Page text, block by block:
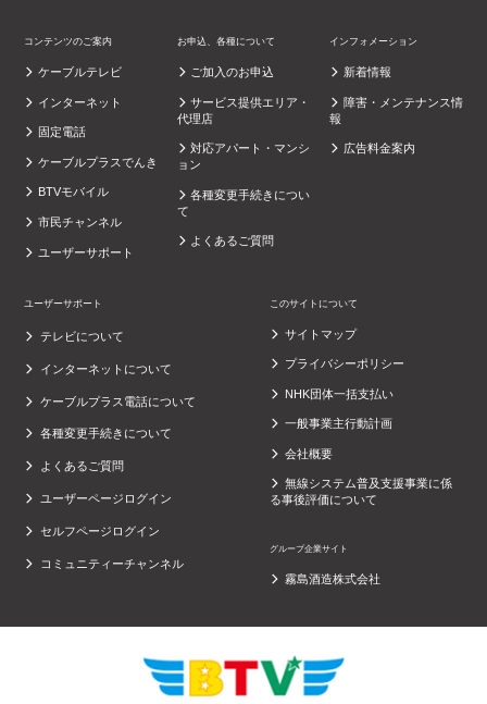
コンテンツのご案内
ケーブルテレビ
インターネット
固定電話
ケーブルプラスでんき
BTVモバイル
市民チャンネル
ユーザーサポート
お申込、各種について
ご加入のお申込
サービス提供エリア・
代理店
対応アパート・マンシ
ョン
各種変更手続きについ
て
よくあるご質問
インフォメーション
新着情報
障害・メンテナンス情
報
広告料金案内
ユーザーサポート
テレビについて
インターネットについて
ケーブルプラス電話について
各種変更手続きについて
よくあるご質問
ユーザーページログイン
セルフページログイン
コミュニティーチャンネル
このサイトについて
サイトマップ
プライバシーポリシー
NHK団体一括支払い
一般事業主行動計画
会社概要
無線システム普及支援事業に係
る事後評価について
グループ企業サイト
霧島酒造株式会社